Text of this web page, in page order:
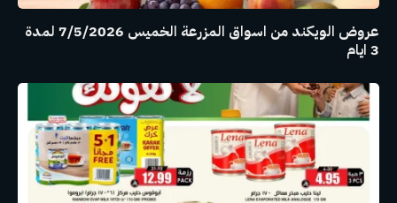
عروض الويكند من اسواق المزرعة الخميس 7/5/2026 لمدة
3 ايام